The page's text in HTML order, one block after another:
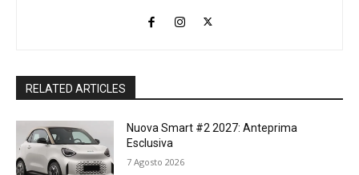
RELATED ARTICLES
Nuova Smart #2 2027: Anteprima
Esclusiva
7 Agosto 2026